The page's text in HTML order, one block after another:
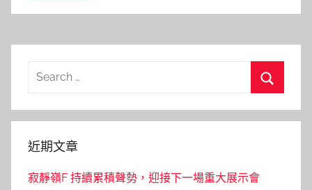
Search
近期文章
寂靜嶺F 持續累積聲勢，迎接下一場重大展示會